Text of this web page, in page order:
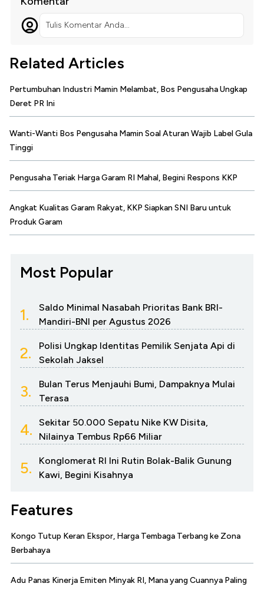
Tulis Komentar Anda...
Related Articles
Pertumbuhan Industri Mamin Melambat, Bos Pengusaha Ungkap
Deret PR Ini
Wanti-Wanti Bos Pengusaha Mamin Soal Aturan Wajib Label Gula
Tinggi
Pengusaha Teriak Harga Garam RI Mahal, Begini Respons KKP
Angkat Kualitas Garam Rakyat, KKP Siapkan SNI Baru untuk
Produk Garam
Most Popular
1.
Saldo Minimal Nasabah Prioritas Bank BRI-
Mandiri-BNI per Agustus 2026
2.
Polisi Ungkap Identitas Pemilik Senjata Api di
Sekolah Jaksel
3.
Bulan Terus Menjauhi Bumi, Dampaknya Mulai
Terasa
4.
Sekitar 50.000 Sepatu Nike KW Disita,
Nilainya Tembus Rp66 Miliar
5.
Konglomerat RI Ini Rutin Bolak-Balik Gunung
Kawi, Begini Kisahnya
Features
Kongo Tutup Keran Ekspor, Harga Tembaga Terbang ke Zona
Berbahaya
Adu Panas Kinerja Emiten Minyak RI, Mana yang Cuannya Paling